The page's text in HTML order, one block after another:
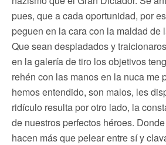
pues, que a cada oportunidad, por
peguen en la cara con la maldad de
Que sean despiadados y
en la galería de tiro los objetivos
rehén con las manos en la nuca me
hemos entendido, son malos, les
ridículo resulta por otro lado, la
de nuestros perfectos héroes.
hacen más que pelear entre sí y